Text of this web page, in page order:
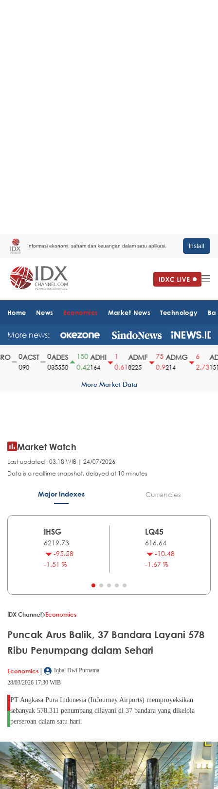
Informasi ekonomi, saham dan keuangan dalam satu aplikasi. Install
Home News Economics Market News Technology
More news:
ACST
90
ADES
35550
150
0.42
ADHI
164
0.61
ADMF
8225
75
0.9
ADMG
214
2.731510
More Market Data
Market Watch
Last updated : 03.18 WIB | 24/07/2026
Data is a realtime snapshot, delayed at 10 minutes
Major Indexes Currencies
IHSG
6219.73
-95.58
-1.51 %
LQ45
616.64
-10.48
-1.67 %
IDX Channel Economics
Puncak Arus Balik, 37 Bandara Layani 578
Ribu Penumpang dalam Sehari
Economics |
Iqbal Dwi Purnama
28/03/2026 17:30 WIB
PT Angkasa Pura Indonesia (InJourney Airports) memproyeksikan
sebanyak 578.311 penumpang dilayani di 37 bandara yang dikelola
perseroan dalam satu hari.